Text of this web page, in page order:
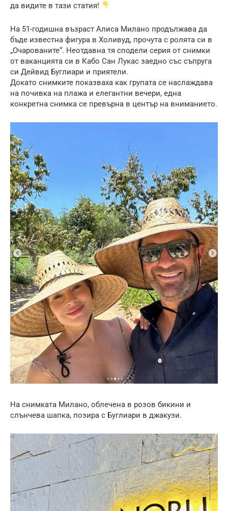
да видите в тази статия!
На 51-годишна възраст Алиса Милано продължава да
бъде известна фигура в Холивуд, прочута с ролята си в
„Очарованите“. Неотдавна тя сподели серия от снимки
от ваканцията си в Кабо Сан Лукас заедно със съпруга
си Дейвид Буглиари и приятели.
Докато снимките показваха как групата се наслаждава
на почивка на плажа и елегантни вечери, една
конкретна снимка се превърна в център на вниманието.
На снимката Милано, облечена в розов бикини и
слънчева шапка, позира с Буглиари в джакузи.